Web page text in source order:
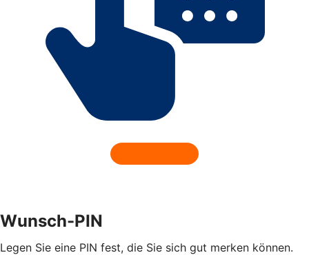
Wunsch-PIN
Legen Sie eine PIN fest, die Sie sich gut merken können.